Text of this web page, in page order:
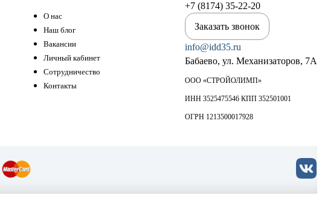
О нас
Наш блог
Вакансии
Личный кабинет
Сотрудничество
Контакты
+7 (8174) 35-22-20
Заказать звонок
info@idd35.ru
Бабаево, ул. Механизаторов, 7А
ООО «СТРОЙОЛИМП»
ИНН 3525475546 КПП 352501001
ОГРН 1213500017928